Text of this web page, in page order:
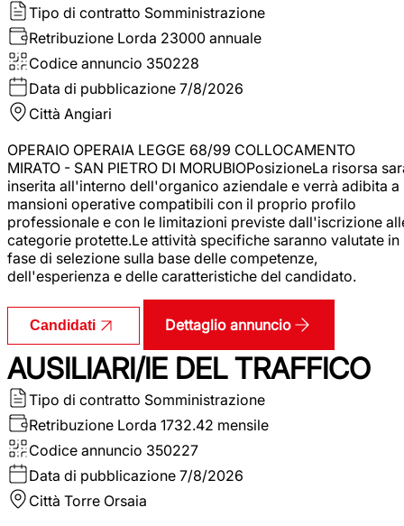
Tipo di contratto Somministrazione
Retribuzione Lorda 23000 annuale
Codice annuncio 350228
Data di pubblicazione 7/8/2026
Città Angiari
OPERAIO OPERAIA LEGGE 68/99 COLLOCAMENTO
MIRATO - SAN PIETRO DI MORUBIOPosizioneLa risorsa
inserita all'interno dell'organico aziendale e verrà adibita a
mansioni operative compatibili con il proprio profilo
professionale e con le limitazioni previste dall'iscrizione
categorie protette.Le attività specifiche saranno valutate in
fase di selezione sulla base delle competenze,
dell'esperienza e delle caratteristiche del candidato.
Candidati Dettaglio annuncio
AUSILIARI/IE DEL TRAFFICO
Tipo di contratto Somministrazione
Retribuzione Lorda 1732.42 mensile
Codice annuncio 350227
Data di pubblicazione 7/8/2026
Città Torre Orsaia